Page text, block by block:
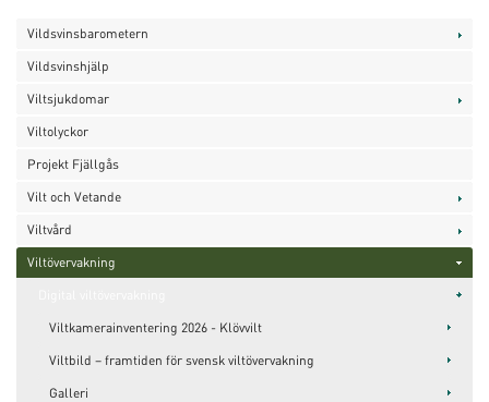
Vildsvinsbarometern
Vildsvinshjälp
Viltsjukdomar
Viltolyckor
Projekt Fjällgås
Vilt och Vetande
Viltvård
Viltövervakning
Viltkamerainventering 2026 - Klövvilt
Viltbild – framtiden för svensk viltövervakning
Galleri